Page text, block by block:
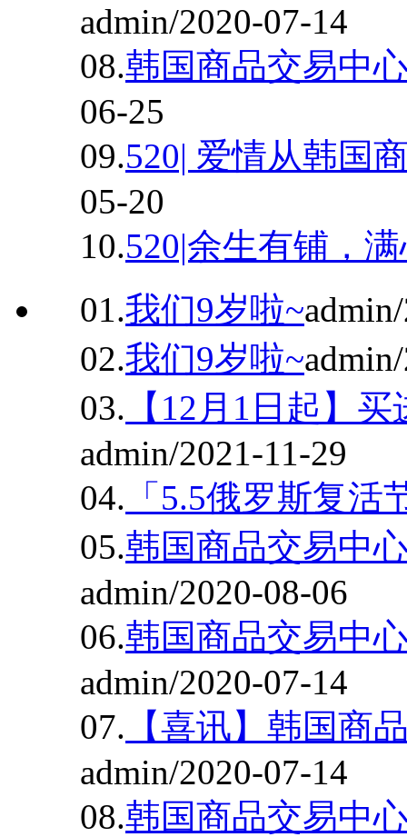
admin/2020-07-14
08.韩国商品交易中
06-25
09.520| 爱情从韩国
05-20
10.520|余生有铺，
01.我们9岁啦~
02.我们9岁啦~
03. 【12月1日起】
admin/2021-11-29
04. 「5.5俄罗斯复活
05.韩国商品交易中
admin/2020-08-06
06.韩国商品交易中
admin/2020-07-14
07. 【喜讯】韩国商
admin/2020-07-14
08.韩国商品交易中